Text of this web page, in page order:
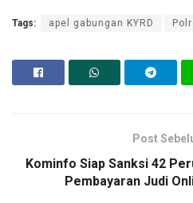
Tags: apel gabungan KYRD
Post
Kominfo Siap Sanksi 42
Pembayaran Judi